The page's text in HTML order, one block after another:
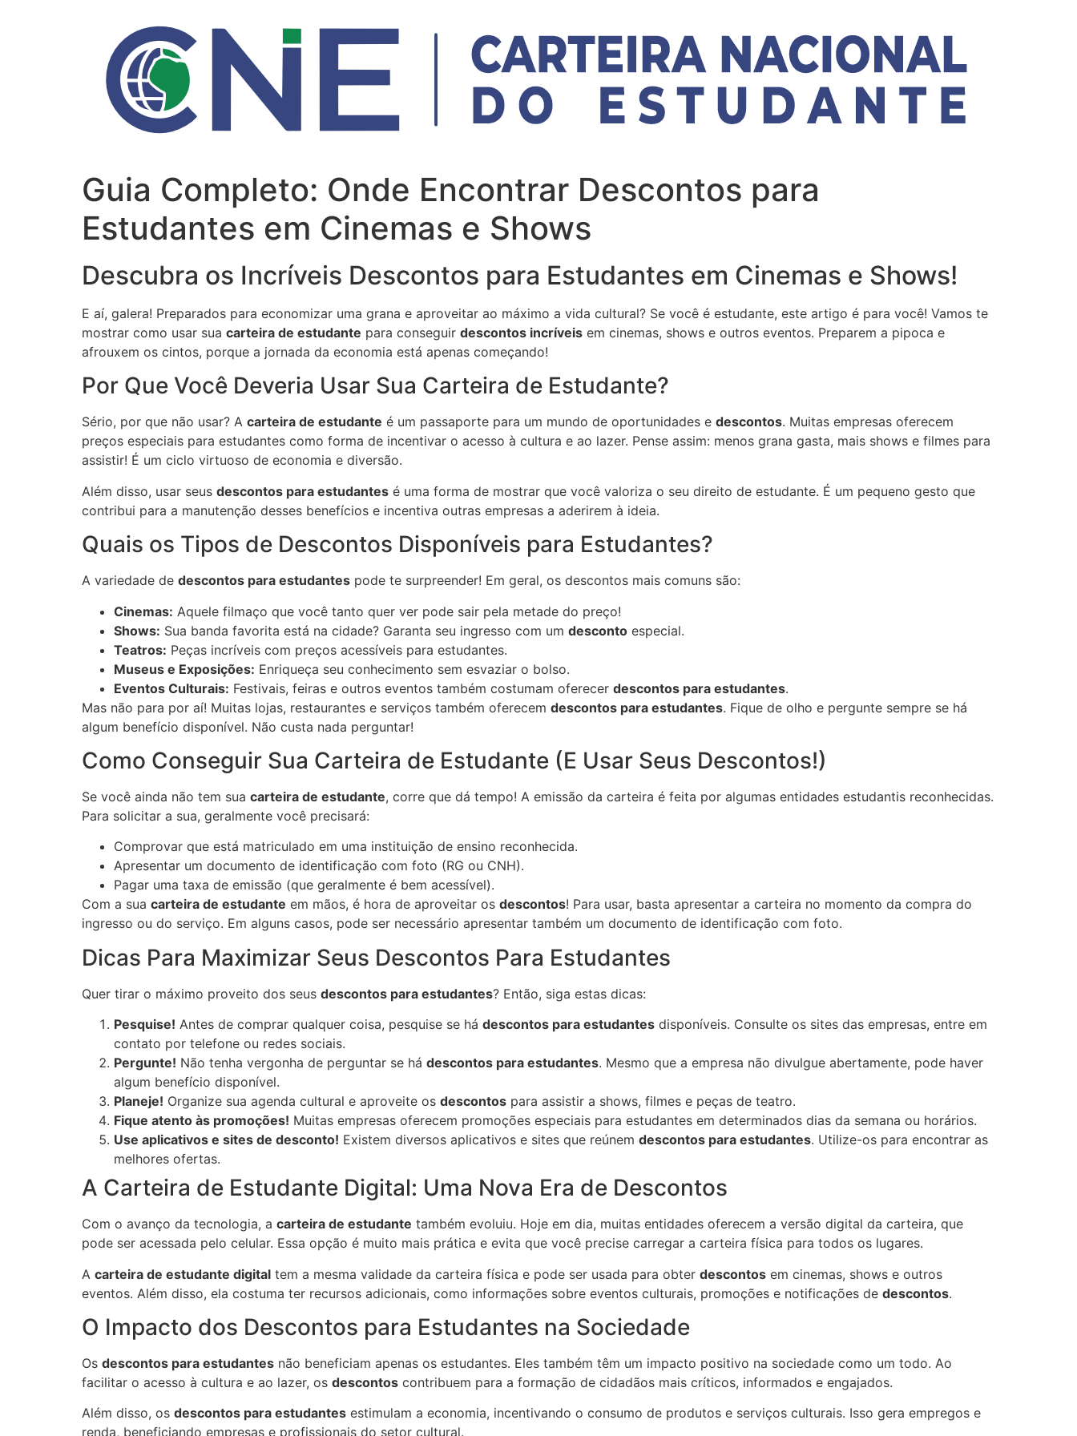
Guia Completo: Onde Encontrar Descontos para
Estudantes em Cinemas e Shows
Descubra os Incríveis Descontos para Estudantes em Cinemas e Shows!
E aí, galera! Preparados para economizar uma grana e aproveitar ao máximo a vida cultural? Se você é estudante, este artigo é para você! Vamos te
mostrar como usar sua carteira de estudante para conseguir descontos incríveis em cinemas, shows e outros eventos. Preparem a pipoca e
afrouxem os cintos, porque a jornada da economia está apenas começando!
Por Que Você Deveria Usar Sua Carteira de Estudante?
Sério, por que não usar? A carteira de estudante é um passaporte para um mundo de oportunidades e descontos. Muitas empresas oferecem
preços especiais para estudantes como forma de incentivar o acesso à cultura e ao lazer. Pense assim: menos grana gasta, mais shows e filmes para
assistir! É um ciclo virtuoso de economia e diversão.
Além disso, usar seus descontos para estudantes é uma forma de mostrar que você valoriza o seu direito de estudante. É um pequeno gesto que
contribui para a manutenção desses benefícios e incentiva outras empresas a aderirem à ideia.
Quais os Tipos de Descontos Disponíveis para Estudantes?
A variedade de descontos para estudantes pode te surpreender! Em geral, os descontos mais comuns são:
Cinemas: Aquele filmaço que você tanto quer ver pode sair pela metade do preço!
Shows: Sua banda favorita está na cidade? Garanta seu ingresso com um desconto especial.
Teatros: Peças incríveis com preços acessíveis para estudantes.
Museus e Exposições: Enriqueça seu conhecimento sem esvaziar o bolso.
Eventos Culturais: Festivais, feiras e outros eventos também costumam oferecer descontos para estudantes.
Mas não para por aí! Muitas lojas, restaurantes e serviços também oferecem descontos para estudantes. Fique de olho e pergunte sempre se há
algum benefício disponível. Não custa nada perguntar!
Como Conseguir Sua Carteira de Estudante (E Usar Seus Descontos!)
Se você ainda não tem sua carteira de estudante, corre que dá tempo! A emissão da carteira é feita por algumas entidades estudantis reconhecidas.
Para solicitar a sua, geralmente você precisará:
Comprovar que está matriculado em uma instituição de ensino reconhecida.
Apresentar um documento de identificação com foto (RG ou CNH).
Pagar uma taxa de emissão (que geralmente é bem acessível).
Com a sua carteira de estudante em mãos, é hora de aproveitar os descontos! Para usar, basta apresentar a carteira no momento da compra do
ingresso ou do serviço. Em alguns casos, pode ser necessário apresentar também um documento de identificação com foto.
Dicas Para Maximizar Seus Descontos Para Estudantes
Quer tirar o máximo proveito dos seus descontos para estudantes? Então, siga estas dicas:
Pesquise! Antes de comprar qualquer coisa, pesquise se há descontos para estudantes disponíveis. Consulte os sites das empresas, entre em
contato por telefone ou redes sociais.
Pergunte! Não tenha vergonha de perguntar se há descontos para estudantes. Mesmo que a empresa não divulgue abertamente, pode haver
algum benefício disponível.
Planeje! Organize sua agenda cultural e aproveite os descontos para assistir a shows, filmes e peças de teatro.
Fique atento às promoções! Muitas empresas oferecem promoções especiais para estudantes em determinados dias da semana ou horários.
Use aplicativos e sites de desconto! Existem diversos aplicativos e sites que reúnem descontos para estudantes. Utilize-os para encontrar as
melhores ofertas.
A Carteira de Estudante Digital: Uma Nova Era de Descontos
Com o avanço da tecnologia, a carteira de estudante também evoluiu. Hoje em dia, muitas entidades oferecem a versão digital da carteira, que
pode ser acessada pelo celular. Essa opção é muito mais prática e evita que você precise carregar a carteira física para todos os lugares.
A carteira de estudante digital tem a mesma validade da carteira física e pode ser usada para obter descontos em cinemas, shows e outros
eventos. Além disso, ela costuma ter recursos adicionais, como informações sobre eventos culturais, promoções e notificações de descontos.
O Impacto dos Descontos para Estudantes na Sociedade
Os descontos para estudantes não beneficiam apenas os estudantes. Eles também têm um impacto positivo na sociedade como um todo. Ao
facilitar o acesso à cultura e ao lazer, os descontos contribuem para a formação de cidadãos mais críticos, informados e engajados.
Além disso, os descontos para estudantes estimulam a economia, incentivando o consumo de produtos e serviços culturais. Isso gera empregos e
renda, beneficiando empresas e profissionais do setor cultural.